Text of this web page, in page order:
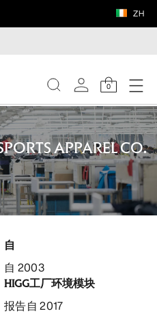
ZH
——在优化现有畅销产品的
新款装备定期上架。
男士
合条件的商品可退换货。
0
APPAREL CO.
自
自 2003
HIGG工厂环境模块
报告自 2017